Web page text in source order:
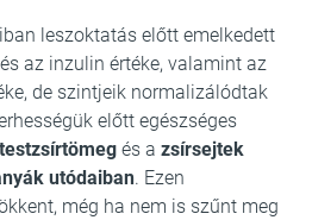
leszoktatás előtt emelkedett
az inzulin értéke, valamint az
de szintjeik normalizálódtak
előtt egészséges
testzsírtömeg és a zsírsejtek
utódaiban. Ezen
még ha nem is szűnt meg